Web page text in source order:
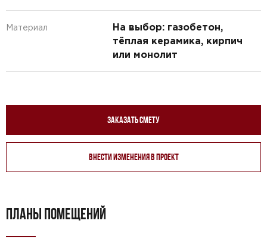
Материал
На выбор: газобетон,
тёплая керамика, кирпич
или монолит
Заказать смету
Внести изменения в проект
ПЛАНЫ ПОМЕЩЕНИЙ